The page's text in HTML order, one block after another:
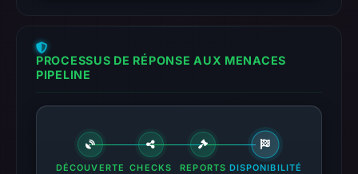
PROCESSUS DE RÉPONSE AUX MENACES
PIPELINE
DÉCOUVERTE CHECKS REPORTS DISPONIBILITÉ